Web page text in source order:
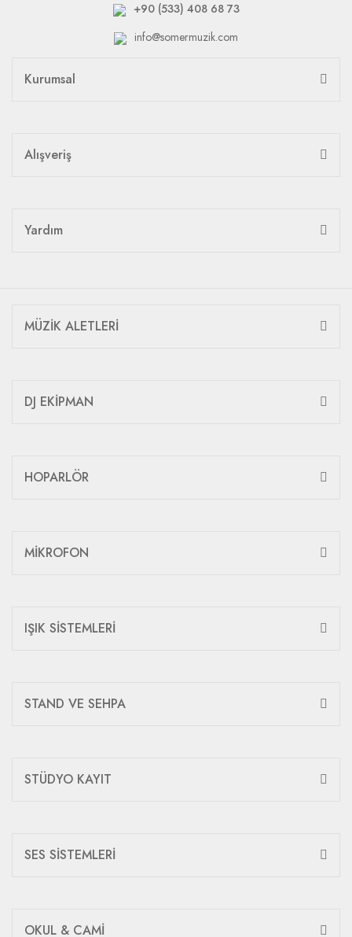
+90 (533) 408 68 73
info@somermuzik.com
Kurumsal
Alışveriş
Yardım
MÜZİK ALETLERİ
DJ EKİPMAN
HOPARLÖR
MİKROFON
IŞIK SİSTEMLERİ
STAND VE SEHPA
STÜDYO KAYIT
SES SİSTEMLERİ
OKUL & CAMİ